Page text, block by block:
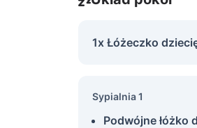
1x Łóżeczko
Sypialnia 1
Podwójne łóżko